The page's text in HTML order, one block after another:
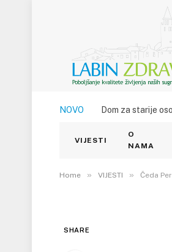
NOVO Dom za starije
VIJESTI
O
NAMA
Home » VIJESTI » Čeda
VIJESTI
Čeda
povodu
18. STUDENOGA 2015.
SHARE